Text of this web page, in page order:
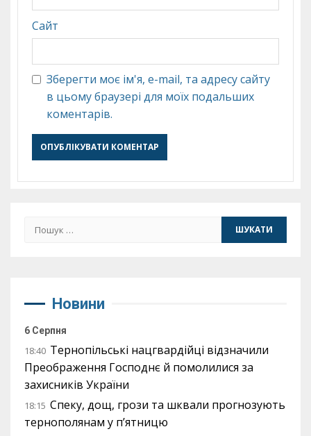
Сайт
Зберегти моє ім'я, e-mail, та адресу сайту
в цьому браузері для моїх подальших
коментарів.
Пошук:
Новини
6 Серпня
18:40 Тернопільські нацгвардійці відзначили
Преображення Господнє й помолилися за
захисників України
18:15 Спеку, дощ, грози та шквали прогнозують
тернополянам у п’ятницю